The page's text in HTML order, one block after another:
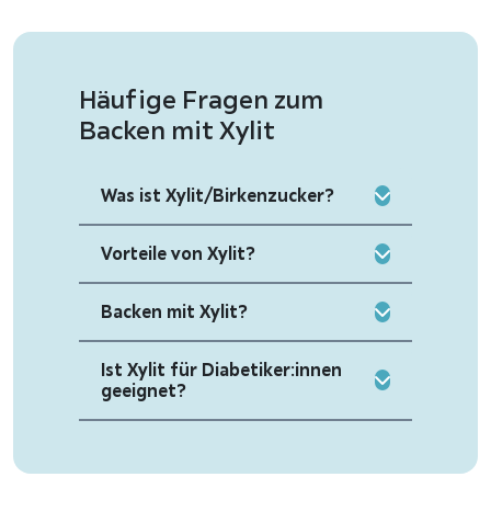
Häufige Fragen zum
Backen mit Xylit
Was ist Xylit/Birkenzucker?
Vorteile von Xylit?
Backen mit Xylit?
Ist Xylit für Diabetiker:innen
geeignet?